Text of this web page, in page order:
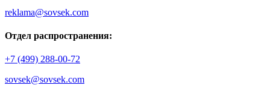
reklama@sovsek.com
Отдел распространения:
+7 (499) 288-00-72
sovsek@sovsek.com